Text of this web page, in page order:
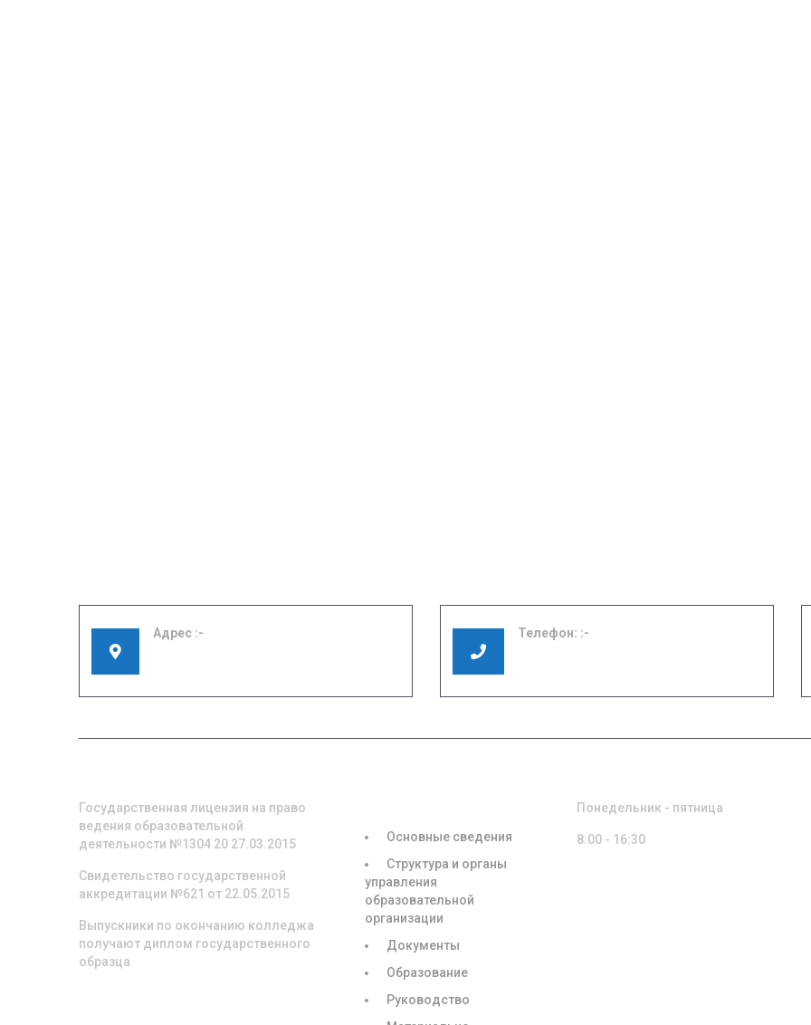
Адрес
Телефон:
Государственная лицензия на право
ведения образовательной
деятельности №1304 20 27.03.2015
Свидетельство государственной
аккредитации №621 от 22.05.2015
Выпускники по окончанию колледжа
получают диплом государственного
образца
Основные сведения
Структура и органы
управления
образовательной
организации
Документы
Образование
Руководство
Понедельник - пятница
8:00 - 16:30